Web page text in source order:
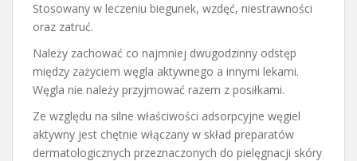
Stosowany w leczeniu biegunek, wzdęć, niestrawności
oraz zatruć.
Należy zachować co najmniej dwugodzinny odstęp
między zażyciem węgla aktywnego a innymi lekami.
Węgla nie należy przyjmować razem z posiłkami.
Ze względu na silne właściwości adsorpcyjne węgiel
aktywny jest chętnie włączany w skład preparatów
dermatologicznych przeznaczonych do pielęgnacji skóry